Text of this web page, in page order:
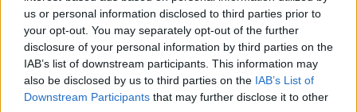
us or personal information disclosed to third parties prior to
your opt-out. You may separately opt-out of the further
disclosure of your personal information by third parties on the
IAB’s list of downstream participants. This information may
also be disclosed by us to third parties on the IAB’s List of
Downstream Participants that may further disclose it to other
piazza sarà raggiuntoin un periodo di cinque anni, in base ai
risultati delle verifiche che saranno condotte in parallelo sugli
esemplari esistenti.
Il progetto prevede anche42 nuove panchinesistemate in vari
punti, realizzate con doghe in legno e struttura in ghisa
comprensiva di braccioli.